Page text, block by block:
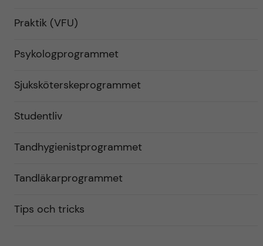
Praktik (VFU)
Psykologprogrammet
Sjuksköterskeprogrammet
Studentliv
Tandhygienistprogrammet
Tandläkarprogrammet
Tips och tricks